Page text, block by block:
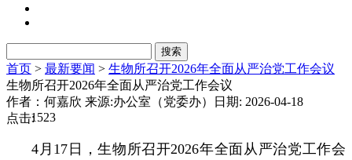
首页 > 最新要闻 > 生物所召开2026年全面从严治党工作会议
生物所召开2026年全面从严治党工作会议
作者：何嘉欣 来源:办公室（党委办）
日期: 2026-04-18
点击:1523
4月17日，生物所召开2026年全面从严治党工作会